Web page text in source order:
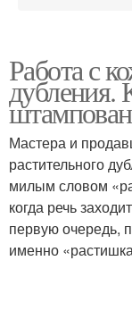
Работа с
дубления.
Мастера и
растительного
милым словом
когда речь
первую очередь,
именно